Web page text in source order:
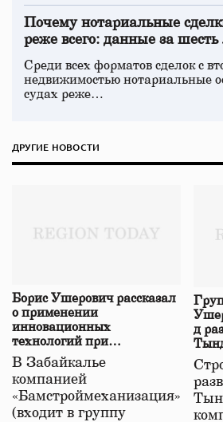
Почему нотариальные
реже всего: данные за шесть
Среди всех форматов сделок с
недвижимостью нотариальные
судах реже…
ДРУГИЕ НОВОСТИ
Борис Ушерович рассказал
о применении
инновационных
технологий при
строительстве нового моста
в Забайкалье
В Забайкалье
компанией
«Бамстроймеханизация»
(входит в группу
д